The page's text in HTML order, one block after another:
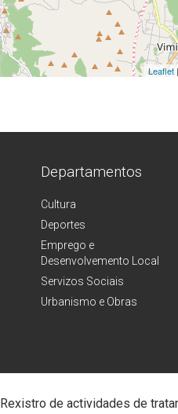
Leaflet
Departamentos
Cultura
Deportes
Emprego e
Desenvolvemento Local
Servizos Sociais
Urbanismo e Obras
Rexistro de actividades de